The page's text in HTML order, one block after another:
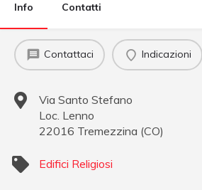
Info Contatti
Contattaci Indicazioni
Via Santo Stefano
Loc. Lenno
22016 Tremezzina (CO)
Edifici Religiosi